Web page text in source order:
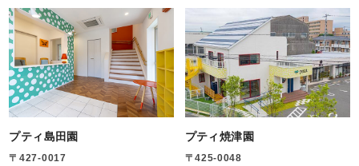
プティ島田園
〒427-0017
プティ焼津園
〒425-0048